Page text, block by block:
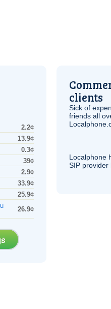
2.2¢
13.9¢
0.3¢
39¢
2.9¢
33.9¢
25.9¢
26.9¢
clients
Sick of
friends all
Localphone
SIP provider